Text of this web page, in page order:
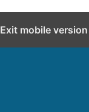
Exit mobile version